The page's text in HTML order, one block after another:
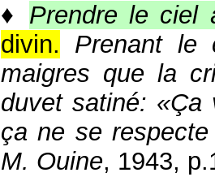
♦ Prendre le ciel
divin.
Prenant le
maigres que la
duvet satiné: «Ça
ça ne se
M. Ouine, 1943,